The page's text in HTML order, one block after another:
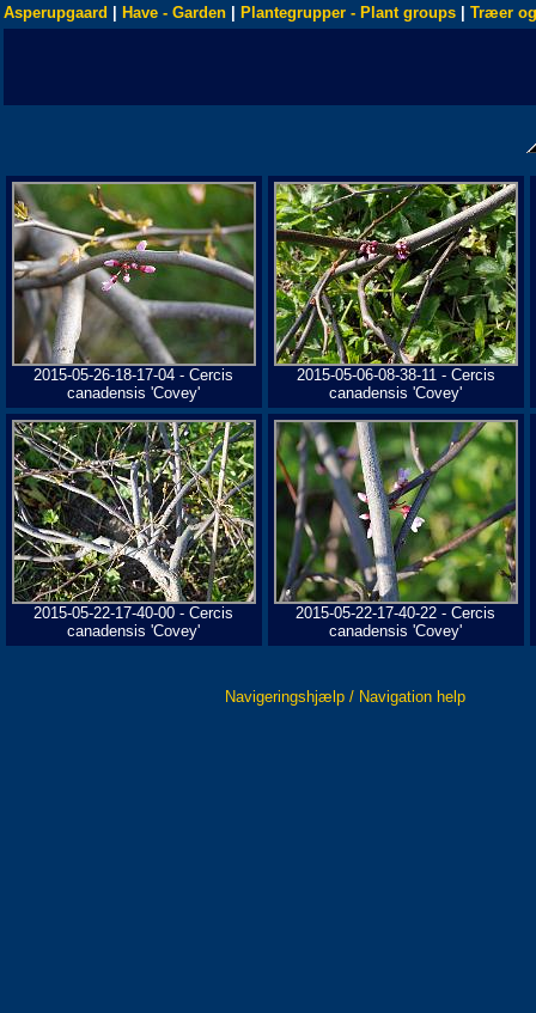
Asperupgaard Have - Garden Plantegrupper - Plant groups Træer
2015-05-26-18-17-04 - Cercis
canadensis 'Covey'
2015-05-06-08-38-11 - Cercis
canadensis 'Covey'
2015-05-22-17-40-00 - Cercis
canadensis 'Covey'
2015-05-22-17-40-22 - Cercis
canadensis 'Covey'
Navigeringshjælp / Navigation help